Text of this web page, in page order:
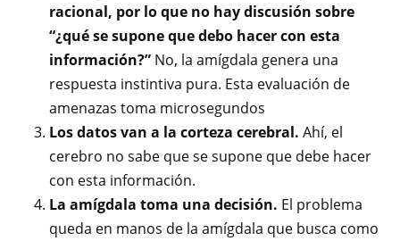
racional, por lo que no hay discusión sobre
“¿qué se supone que debo hacer con esta
información?” No, la amígdala genera una
respuesta instintiva pura. Esta evaluación de
amenazas toma microsegundos
Los datos van a la corteza cerebral. Ahí, el
cerebro no sabe que se supone que debe hacer
con esta información.
La amígdala toma una decisión. El problema
queda en manos de la amígdala que busca como